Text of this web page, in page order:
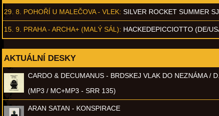
29. 8. POHOŘÍ U MALEČOVA - VLEK: SILVER ROCKET SUMMER
15. 9. PRAHA - ARCHA+ (MALÝ SÁL): HACKEDEPICCIOTTO (DE/
AKTUÁLNÍ DESKY
CARDO & DECUMANUS - BRDSKEJ VLAK DO NEZNÁMA /
(MP3 / MC+MP3 - SRR 135)
ARAN SATAN - KONSPIRACE